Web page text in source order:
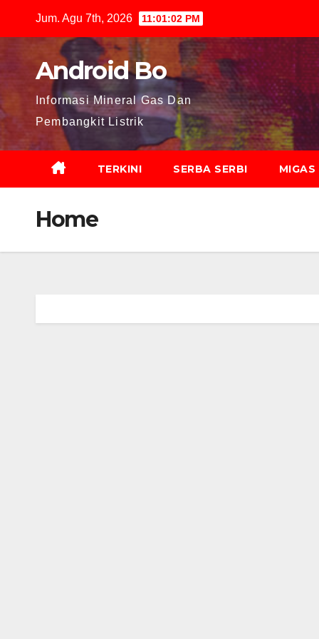
Jum. Agu 7th, 2026 11:01:03 PM
Android Bo
Informasi Mineral Gas Dan
Pembangkit Listrik
TERKINI SERBA SERBI MIGAS
Home